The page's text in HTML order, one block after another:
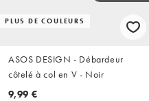
PLUS DE COULEURS
ASOS DESIGN - Débardeur
côtelé à col en V - Noir
9,99 €